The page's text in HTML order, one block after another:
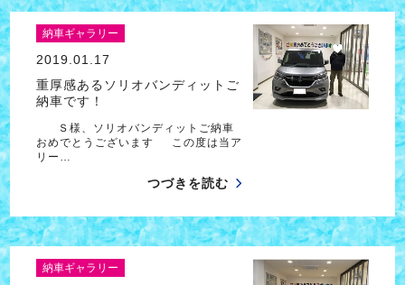
納車ギャラリー
2019.01.17
重厚感あるソリオバンディットご
納車です！
Ｓ様、ソリオバンディットご納車
おめでとうございます この度は当ア
リー…
つづきを読む
納車ギャラリー